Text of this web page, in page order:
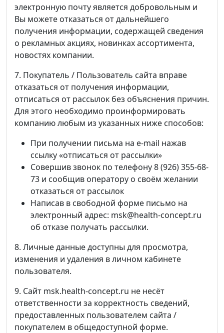
электронную почту является добровольным и
Вы можете отказаться от дальнейшего
получения информации, содержащей сведения
о рекламных акциях, новинках ассортимента,
новостях компании.
7. Покупатель / Пользователь сайта вправе
отказаться от получения информации,
отписаться от рассылок без объяснения причин.
Для этого необходимо проинформировать
компанию любым из указанных ниже способов:
При получении письма на e-mail нажав
ссылку «отписаться от рассылки»
Совершив звонок по телефону 8 (926) 355-68-
73 и сообщив оператору о своём желании
отказаться от рассылок
Написав в свободной форме письмо на
электронный адрес: msk@health-concept.ru
об отказе получать рассылки.
8. Личные данные доступны для просмотра,
изменения и удаления в личном кабинете
пользователя.
9. Сайт msk.health-concept.ru не несёт
ответственности за корректность сведений,
предоставленных пользователем сайта /
покупателем в общедоступной форме.